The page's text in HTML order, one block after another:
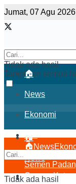
Jumat, 07 Agu
Tidak ada hasil
Tampilkan semua
🏠
News
Ekonomi
Cerpen Kato
🏠
News
Ekonomi
Tidak ada hasil
🏠 News
Semen